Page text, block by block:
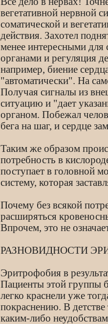
вегетативной нервной
соматической и
действия. Захотел
менее интересными для
органами и регуляция
например, биение
"автоматически". На
Получая сигналы из
ситуацию и "дает
органом. Побежал
бега на шаг, и сердце
Таким же образом
потребность в
поступает в головной
систему, которая
Почему без всякой
расширяться
Впрочем, это не
РАЗНОВИДНОСТИ
Эритрофобия в
Пациенты этой группы
легко краснели уже
покраснению. В
каким-либо